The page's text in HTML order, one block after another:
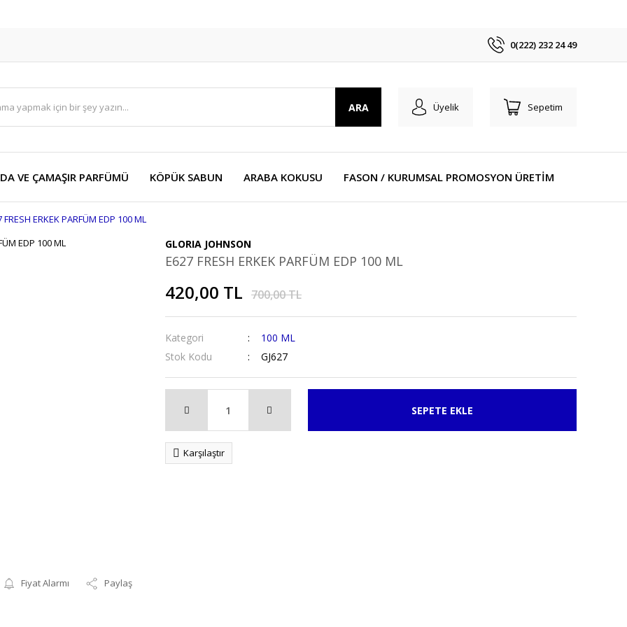
0(222) 232 24 49
ARA Üyelik Sepetim
VE ÇAMAŞIR PARFÜMÜ KÖPÜK SABUN ARABA KOKUSU FASON / KURUMSAL PROMOSYON ÜRETİM
FRESH ERKEK PARFÜM EDP 100 ML
Fiyat Alarmı Paylaş
GLORIA JOHNSON
E627 FRESH ERKEK PARFÜM EDP 100 ML
420,00 TL 700,00 TL
Kategori
100 ML
Stok Kodu
GJ627
SEPETE EKLE
Karşılaştır